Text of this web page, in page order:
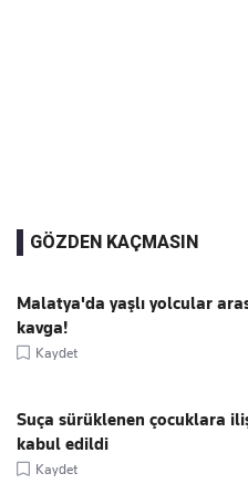
GÖZDEN KAÇMASIN
Malatya'da yaşlı yolcular
kavga!
Kaydet
Suça sürüklenen çocuklara
kabul edildi
Kaydet